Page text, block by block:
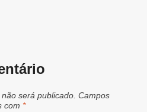
será publicado. Campos
com *